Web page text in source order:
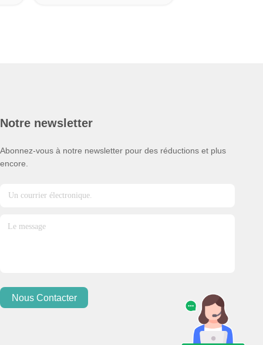
Notre newsletter
Abonnez-vous à notre newsletter pour des réductions et plus
encore.
Nous Contacter